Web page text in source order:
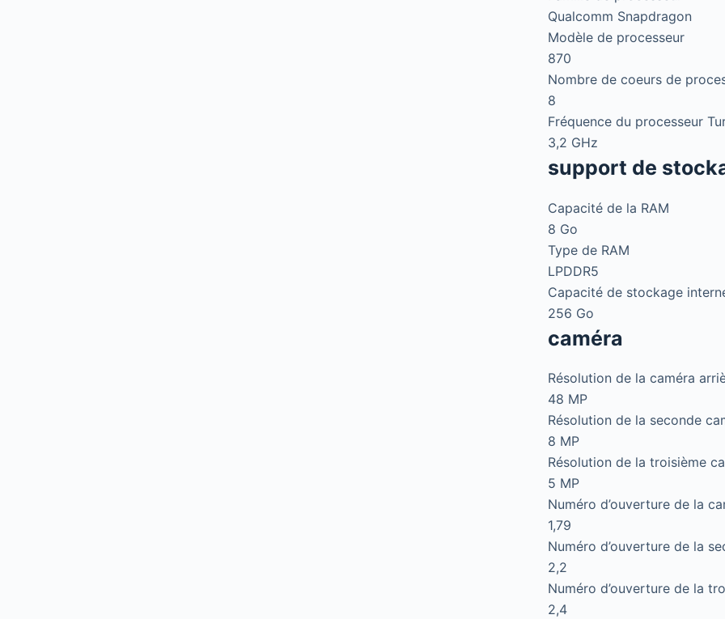
Qualcomm Snapdragon
Modèle de processeur
870
Nombre de coeurs de
8
Fréquence du processeur
3,2 GHz
support de
Capacité de la RAM
8 Go
Type de RAM
LPDDR5
Capacité de stockage
256 Go
caméra
Résolution de la caméra
48 MP
Résolution de la seconde
8 MP
Résolution de la troisième
5 MP
Numéro d’ouverture de la
1,79
Numéro d’ouverture de la
2,2
Numéro d’ouverture de la
2,4